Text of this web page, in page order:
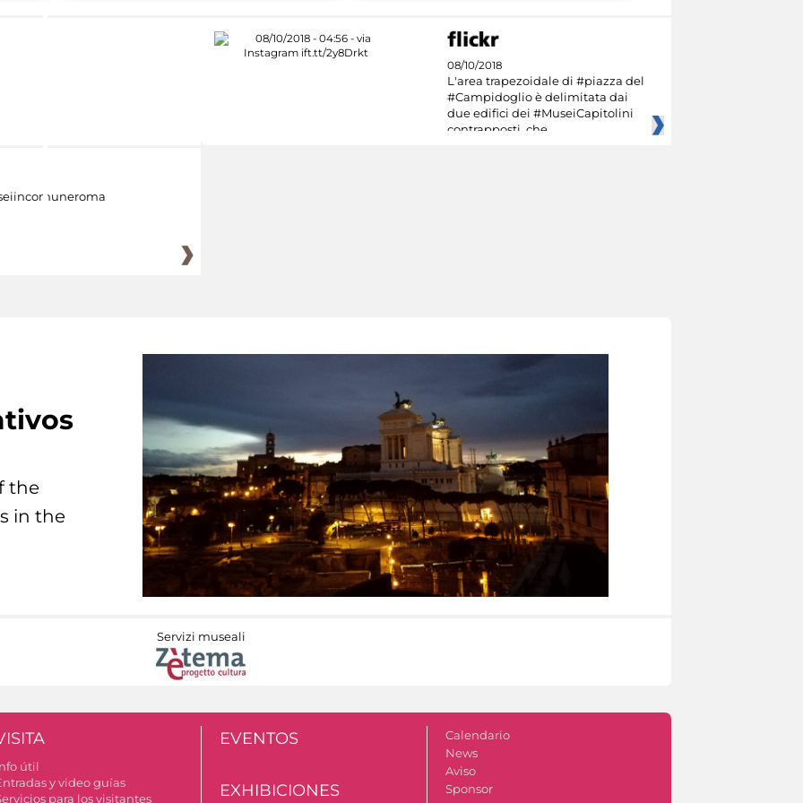
08/10/2018
L'area trapezoidale di #piazza del
#Campidoglio è delimitata dai
due edifici dei #MuseiCapitolini
contrapposti, che
the
in the
Servizi museali
útil
y video guías
para los visitantes
EVENTOS
EXHIBICIONES
Calendario
News
Aviso
Sponsor